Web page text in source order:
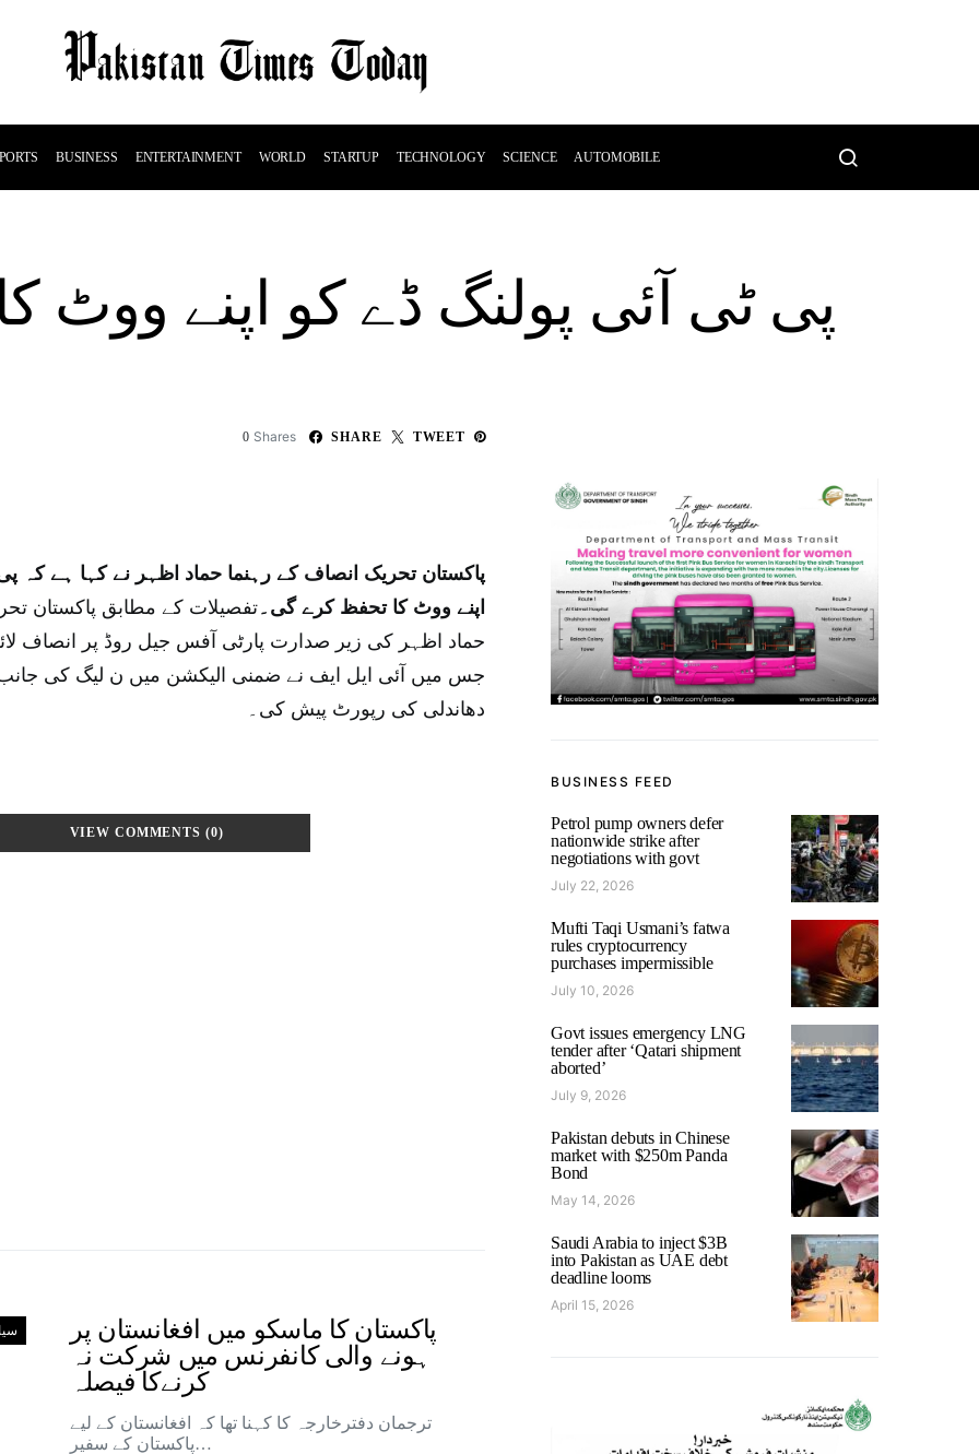
BUSINESS ENTERTAINMENT WORLD STARTUP TECHNOLOGY SCIENCE AUTOMOBILE
پی ٹی آئی پولنگ ڈے کو اپنے ووٹ
0 Shares SHARE TWEET
پاکستان تحریک انصاف کے رہنما حماد اظہر نے کہا ہے کہ
اپنے ووٹ کا تحفظ کرے گی۔تفصیلات کے مطابق پاکستان
حماد اظہر کی زیر صدارت پارٹی آفس جیل روڈ پر انصاف
جس میں آئی ایل ایف نے ضمنی الیکشن میں ن لیگ کی
دھاندلی کی رپورٹ پیش کی۔
VIEW COMMENTS (0)
پاکستان کا ماسکو میں افغانستان پر
ہونے والی کانفرنس میں شرکت نہ
کرنےکا فیصلہ
ترجمان دفترخارجہ کا کہنا تھا کہ افغانستان کے لیے
پاکستان کے سفیر…
BUSINESS FEED
Petrol pump owners defer
nationwide strike after
negotiations with govt
July 22, 2026
Mufti Taqi Usmani’s fatwa
rules cryptocurrency
purchases impermissible
July 10, 2026
Govt issues emergency LNG
tender after ‘Qatari shipment
aborted’
July 9, 2026
Pakistan debuts in Chinese
market with $250m Panda
Bond
May 14, 2026
Saudi Arabia to inject $3B
into Pakistan as UAE debt
deadline looms
April 15, 2026